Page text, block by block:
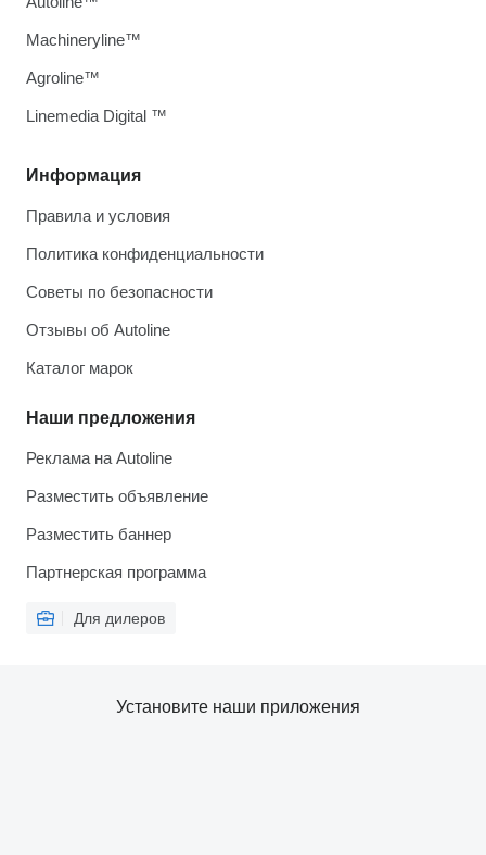
Информация
Правила и условия
Политика конфиденциальности
Советы по безопасности
Отзывы об Autoline
Каталог марок
Наши предложения
Реклама на Autoline
Разместить объявление
Разместить баннер
Партнерская программа
Для дилеров
Machineryline™
Agroline™
Linemedia Digital ™
Установите наши приложения